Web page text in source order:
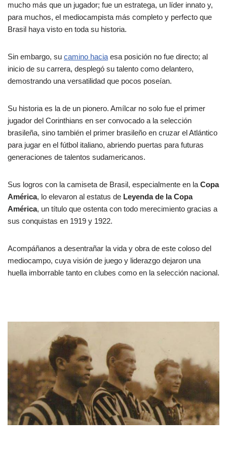
mucho más que un jugador; fue un estratega, un líder innato y,
para muchos, el mediocampista más completo y perfecto que
Brasil haya visto en toda su historia.
Sin embargo, su camino hacia esa posición no fue directo; al
inicio de su carrera, desplegó su talento como delantero,
demostrando una versatilidad que pocos poseían.
Su historia es la de un pionero. Amílcar no solo fue el primer
jugador del Corinthians en ser convocado a la selección
brasileña, sino también el primer brasileño en cruzar el Atlántico
para jugar en el fútbol italiano, abriendo puertas para futuras
generaciones de talentos sudamericanos.
Sus logros con la camiseta de Brasil, especialmente en la Copa
América, lo elevaron al estatus de Leyenda de la Copa
América, un título que ostenta con todo merecimiento gracias a
sus conquistas en 1919 y 1922.
Acompáñanos a desentrañar la vida y obra de este coloso del
mediocampo, cuya visión de juego y liderazgo dejaron una
huella imborrable tanto en clubes como en la selección nacional.